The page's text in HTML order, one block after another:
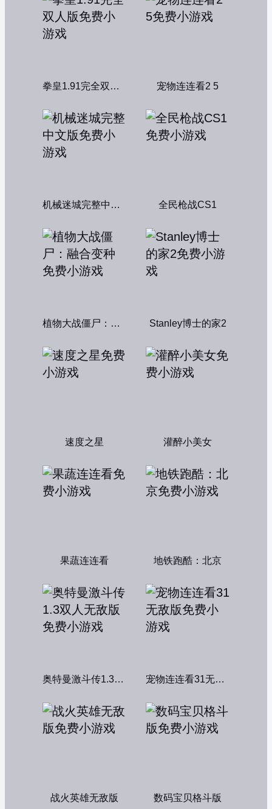
拳皇1.91完全双人版 宠物连连看2 5
机械迷城完整中文版 全民枪战CS1
植物大战僵尸：融合变种 Stanley博士的家2
速度之星 灌醉小美女
果蔬连连看 地铁跑酷：北京
奥特曼激斗传1.3双人无敌版 宠物连连看31无敌版
战火英雄无敌版 数码宝贝格斗版